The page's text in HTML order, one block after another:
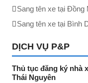
Sang tên xe tại Đồng
Sang tên xe tại Bình
DỊCH VỤ P&P
Thủ tục đăng ký nhà
Thái Nguyên